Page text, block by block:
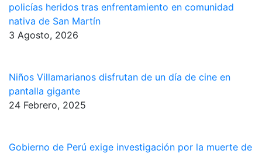
policías heridos tras enfrentamiento en comunidad
nativa de San Martín
3 Agosto, 2026
Niños Villamarianos disfrutan de un día de cine en
pantalla gigante
24 Febrero, 2025
Gobierno de Perú exige investigación por la muerte de